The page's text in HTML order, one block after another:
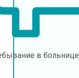
в больнице